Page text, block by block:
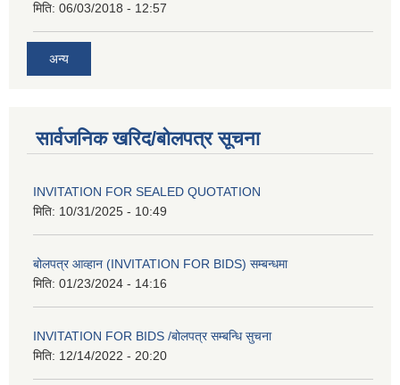
मिति: 06/03/2018 - 12:57
अन्य
सार्वजनिक खरिद/बोलपत्र सूचना
INVITATION FOR SEALED QUOTATION
मिति: 10/31/2025 - 10:49
बोलपत्र आव्हान (INVITATION FOR BIDS) सम्बन्धमा
मिति: 01/23/2024 - 14:16
INVITATION FOR BIDS /बोलपत्र सम्बन्धि सुचना
मिति: 12/14/2022 - 20:20